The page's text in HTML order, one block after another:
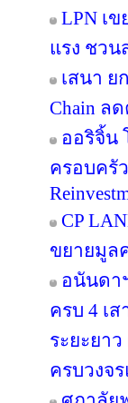
LPN เ
แรง ชว
เสนา ย
Chain ลด
ออริจิ้น
ครอบครั
CP
ขยายมูล
อนันดา
ครบ 4 เ
ระยะยา
ครบวงจ